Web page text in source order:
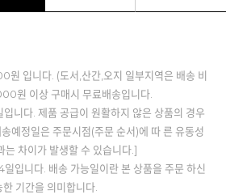
원 입니다. (도서,산간,오지 일부지역은 배송 비
원 이상 구매시 무료배송입니다.
입니다. 제품 공급이 원활하지 않은 상품의 경우
예정일은 주문시점(주문 순서)에 따 른 유동성
는 차이가 발생할 수 있습니다.]
일입니다. 배송 가능일이란 본 상품을 주문 하신
기간을 의미합니다.